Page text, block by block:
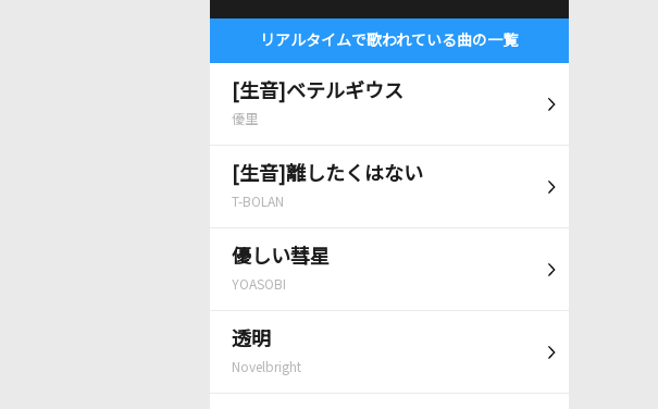
リアルタイムで歌われている曲の一覧
[生音]ベテルギウス
優里
[生音]離したくはない
T-BOLAN
優しい彗星
YOASOBI
透明
Novelbright